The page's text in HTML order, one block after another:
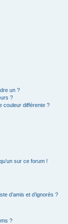
un ?
?
couleur différente ?
sur ce forum !
d’amis et d’ignorés ?
?